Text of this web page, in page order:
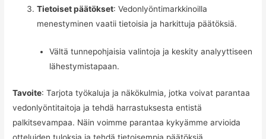
Tietoiset päätökset: Vedonlyöntimarkkinoilla
menestyminen vaatii tietoisia ja harkittuja päätöksiä.
Vältä tunnepohjaisia valintoja ja keskity analyyttiseen
lähestymistapaan.
Tavoite: Tarjota työkaluja ja näkökulmia, jotka voivat parantaa
vedonlyöntitaitoja ja tehdä harrastuksesta entistä
palkitsevampaa. Näin voimme parantaa kykyämme arvioida